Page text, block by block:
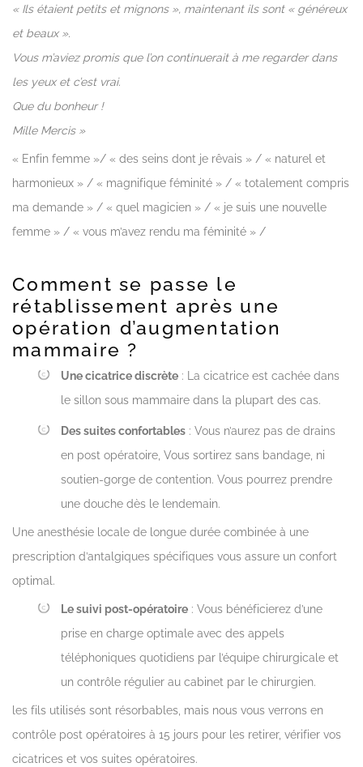
« Ils étaient petits et mignons », maintenant ils sont « généreux
et beaux ».
Vous m’aviez promis que l’on continuerait à me regarder dans
les yeux et c’est vrai.
Que du bonheur !
Mille Mercis »
« Enfin femme »/ « des seins dont je rêvais » / « naturel et
harmonieux » / « magnifique féminité » / « totalement compris
ma demande » / « quel magicien » / « je suis une nouvelle
femme » / « vous m’avez rendu ma féminité » /
Comment se passe le
rétablissement après une
opération d’augmentation
mammaire ?
Une cicatrice discrète : La cicatrice est cachée dans
le sillon sous mammaire dans la plupart des cas.
Des suites confortables : Vous n’aurez pas de drains
en post opératoire, Vous sortirez sans bandage, ni
soutien-gorge de contention. Vous pourrez prendre
une douche dès le lendemain.
Une anesthésie locale de longue durée combinée à une
prescription d’antalgiques spécifiques vous assure un confort
optimal.
Le suivi post-opératoire : Vous bénéficierez d’une
prise en charge optimale avec des appels
téléphoniques quotidiens par l’équipe chirurgicale et
un contrôle régulier au cabinet par le chirurgien.
les fils utilisés sont résorbables, mais nous vous verrons en
contrôle post opératoires à 15 jours pour les retirer, vérifier vos
cicatrices et vos suites opératoires.